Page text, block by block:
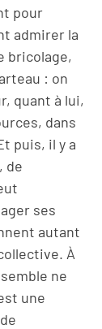
pour
admirer la
bricolage,
: on
quant à lui,
dans
puis, il y a
de
ses
autant
À
ne
une